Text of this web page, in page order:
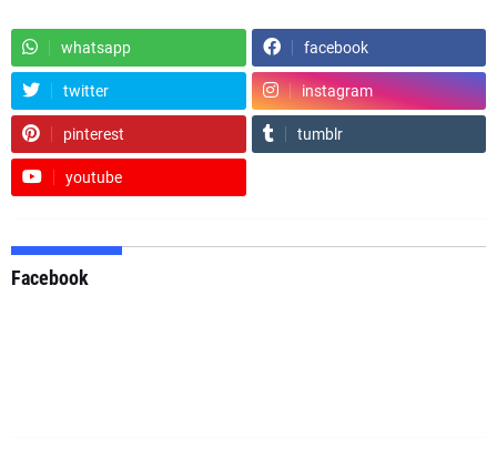
whatsapp facebook
twitter instagram
pinterest tumblr
youtube
Facebook